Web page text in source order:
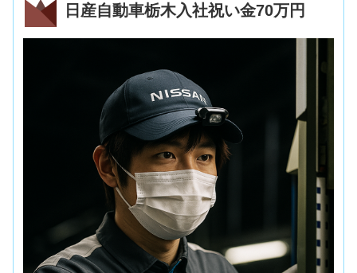
日産自動車栃木入社祝い金70万円